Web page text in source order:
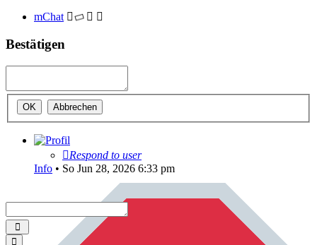
mChat
Bestätigen
Respond to user
Info • So Jun 28, 2026 6:33 pm